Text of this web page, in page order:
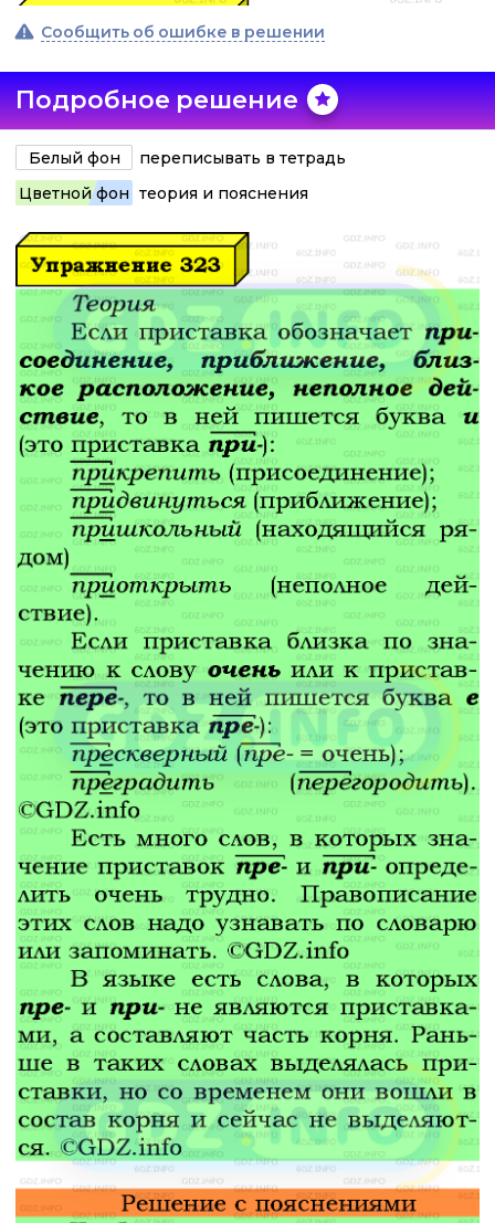
Сообщить об ошибке в решении
Подробное решение
Белый фон
переписывать в тетрадь
Цветной фон теория и пояснения